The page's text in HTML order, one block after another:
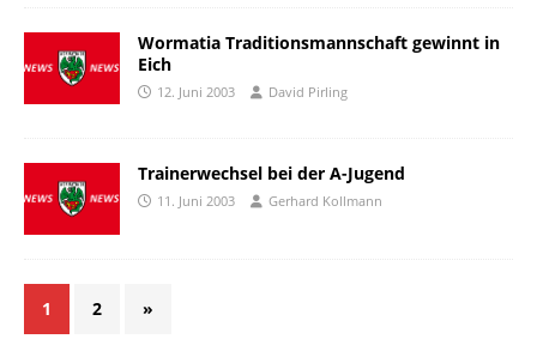
Wormatia Traditionsmannschaft gewinnt in
Eich
12. Juni 2003 David Pirling
Trainerwechsel bei der A-Jugend
11. Juni 2003 Gerhard Kollmann
1 2 »